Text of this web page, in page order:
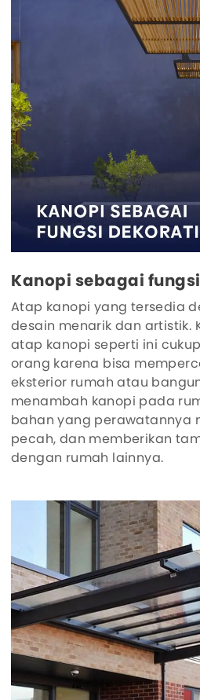
Kanopi sebagai
Atap kanopi yang tersedia
desain menarik dan artistik.
atap kanopi seperti ini
orang karena bisa
eksterior rumah atau
menambah kanopi pada
bahan yang perawatannya
pecah, dan memberikan
dengan rumah lainnya.